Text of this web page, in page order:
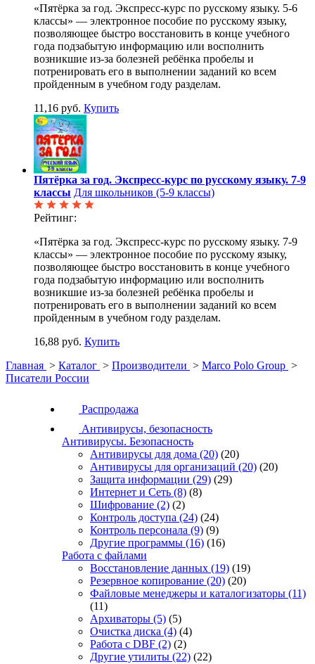
«Пятёрка за год. Экспресс-курс по русскому языку. 5-6
классы» — электронное пособие по русскому языку,
позволяющее быстро восстановить в конце учебного
года подзабытую информацию или восполнить
возникшие из-за болезней ребёнка пробелы и
потренировать его в выполнении заданий ко всем
пройденным в учебном году разделам.
11,16 руб. Купить
Пятёрка за год. Экспресс-курс по русскому языку. 7-9
классы Для школьников (5-9 классы)
Рейтинг:
«Пятёрка за год. Экспресс-курс по русскому языку. 7-9
классы» — электронное пособие по русскому языку,
позволяющее быстро восстановить в конце учебного
года подзабытую информацию или восполнить
возникшие из-за болезней ребёнка пробелы и
потренировать его в выполнении заданий ко всем
пройденным в учебном году разделам.
16,88 руб. Купить
Главная > Каталог > Производители > Marco Polo Group >
Писатели России
Распродажа
Антивирусы, безопасность
Антивирусы. Безопасность
Антивирусы для дома (20) (20)
Антивирусы для организаций (20) (20)
Защита информации (29) (29)
Интернет и Сеть (8) (8)
Шифрование (2) (2)
Контроль доступа (24) (24)
Контроль персонала (9) (9)
Другие программы (16) (16)
Работа с файлами
Восстановление данных (19) (19)
Резервное копирование (20) (20)
Файловые менеджеры и каталогизаторы (11)
(11)
Архиваторы (5) (5)
Очистка диска (4) (4)
Работа с DBF (2) (2)
Другие утилиты (22) (22)